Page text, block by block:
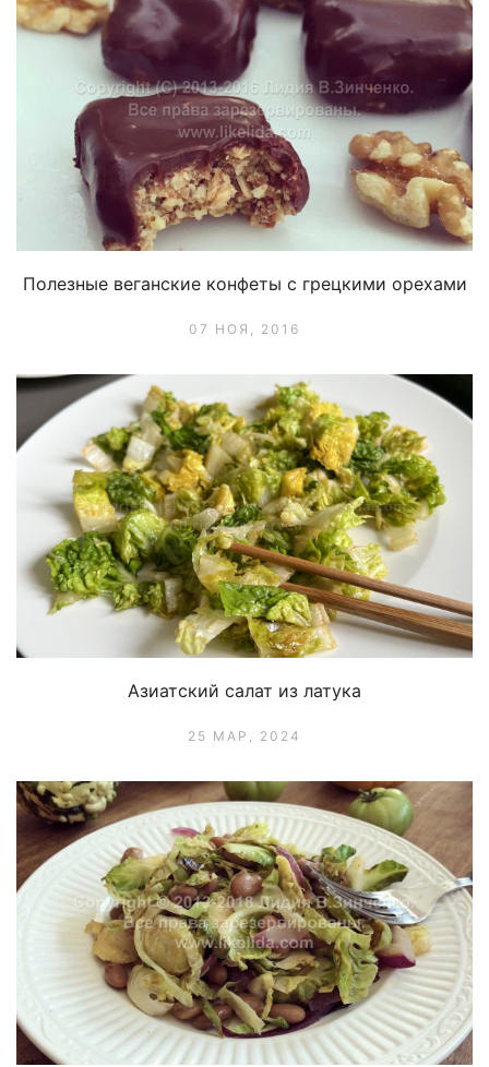
Полезные веганские конфеты с грецкими орехами
07 НОЯ, 2016
Азиатский салат из латука
25 МАР, 2024